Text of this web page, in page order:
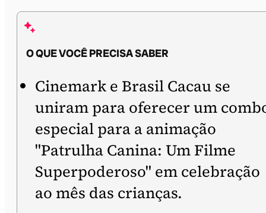
O QUE VOCÊ PRECISA SABER
Cinemark e Brasil Cacau se
uniram para oferecer um
especial para a animação
"Patrulha Canina: Um Filme
Superpoderoso" em celebração
ao mês das crianças.